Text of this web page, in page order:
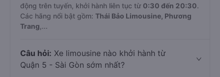
động trên tuyến, khởi hành liên tục từ 0:30 đến 20:30.
Các hãng nổi bật gồm: Thái Bảo Limousine, Phương
Trang ,...
Câu hỏi: Xe limousine nào khởi hành từ
Quận 5 - Sài Gòn sớm nhất?